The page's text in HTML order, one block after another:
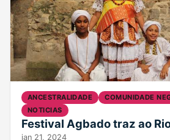
ANCESTRALIDADE COMUNIDADE
NOTICIAS
Festival Agbado traz ao
jan 21, 2024